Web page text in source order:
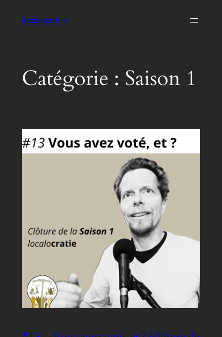
localocratie
Catégorie : Saison 1